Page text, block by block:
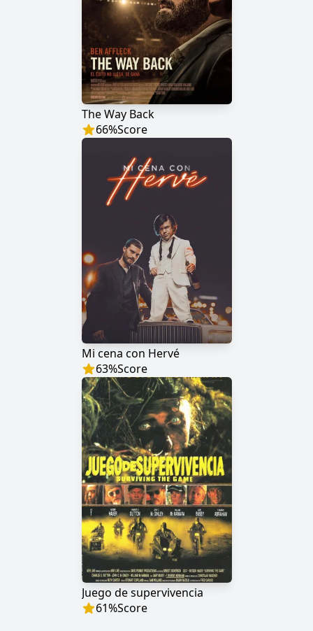
The Way Back
66%Score
Mi cena con Hervé
63%Score
Juego de supervivencia
61%Score